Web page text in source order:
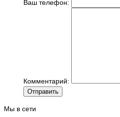
Ваш телефон:
Комментарий:
Отправить
Мы в сети